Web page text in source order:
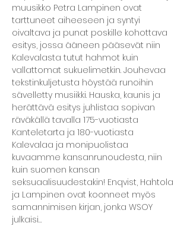
muusikko Petra Lampinen ovat
tarttuneet aiheeseen ja syntyi
oivaltava ja punat poskille kohottava
esitys, jossa ääneen pääsevät niin
Kalevalasta tutut hahmot kuin
vallattomat sukuelimetkin. Jouhevaa
tekstinkuljetusta höystää runoihin
sävelletty musiikki. Hauska, kaunis ja
herättävä esitys juhlistaa sopivan
räväkällä tavalla 175-vuotiasta
Kanteletarta ja 180-vuotiasta
Kalevalaa ja monipuolistaa
kuvaamme kansanrunoudesta, niin
kuin suomen kansan
seksuaalisuudestakin! Enqvist, Hahtola
ja Lampinen ovat koonneet myös
samannimisen kirjan, jonka WSOY
julkaisi…